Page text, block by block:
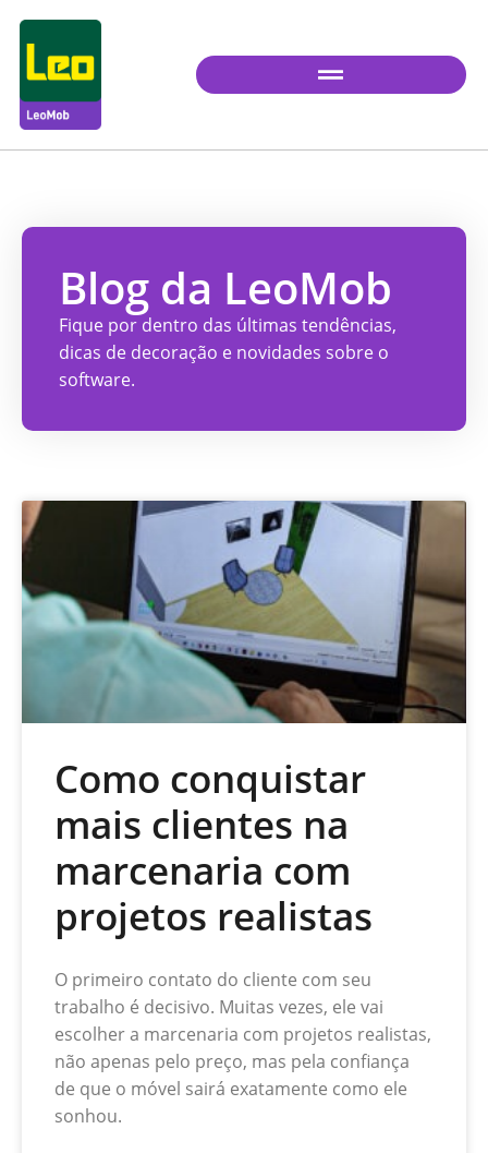
Blog da LeoMob
Fique por dentro das últimas tendências,
dicas de decoração e novidades sobre o
software.
Como conquistar
mais clientes na
marcenaria com
projetos realistas
O primeiro contato do cliente com seu
trabalho é decisivo. Muitas vezes, ele vai
escolher a marcenaria com projetos realistas,
não apenas pelo preço, mas pela confiança
de que o móvel sairá exatamente como ele
sonhou.